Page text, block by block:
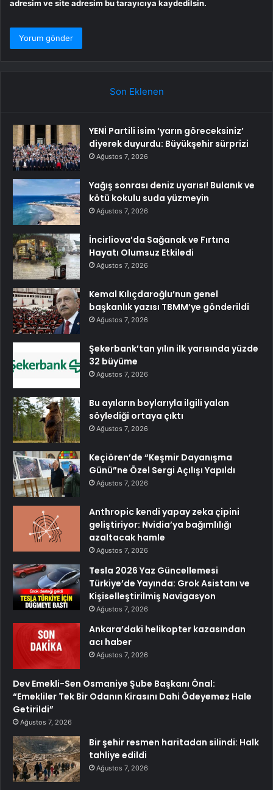
adresim ve site adresim bu tarayıcıya kaydedilsin.
Son Eklenen
YENİ Partili isim ‘yarın göreceksiniz’
diyerek duyurdu: Büyükşehir sürprizi
Ağustos 7, 2026
Yağış sonrası deniz uyarısı! Bulanık ve
kötü kokulu suda yüzmeyin
Ağustos 7, 2026
İncirliova’da Sağanak ve Fırtına
Hayatı Olumsuz Etkiledi
Ağustos 7, 2026
Kemal Kılıçdaroğlu’nun genel
başkanlık yazısı TBMM’ye gönderildi
Ağustos 7, 2026
Şekerbank’tan yılın ilk yarısında yüzde
32 büyüme
Ağustos 7, 2026
Bu ayıların boylarıyla ilgili yalan
söylediği ortaya çıktı
Ağustos 7, 2026
Keçiören’de “Keşmir Dayanışma
Günü”ne Özel Sergi Açılışı Yapıldı
Ağustos 7, 2026
Anthropic kendi yapay zeka çipini
geliştiriyor: Nvidia’ya bağımlılığı
azaltacak hamle
Ağustos 7, 2026
Tesla 2026 Yaz Güncellemesi
Türkiye’de Yayında: Grok Asistanı ve
Kişiselleştirilmiş Navigasyon
Ağustos 7, 2026
Ankara’daki helikopter kazasından
acı haber
Ağustos 7, 2026
Dev Emekli-Sen Osmaniye Şube Başkanı Önal:
“Emekliler Tek Bir Odanın Kirasını Dahi Ödeyemez Hale
Getirildi”
Ağustos 7, 2026
Bir şehir resmen haritadan silindi: Halk
tahliye edildi
Ağustos 7, 2026